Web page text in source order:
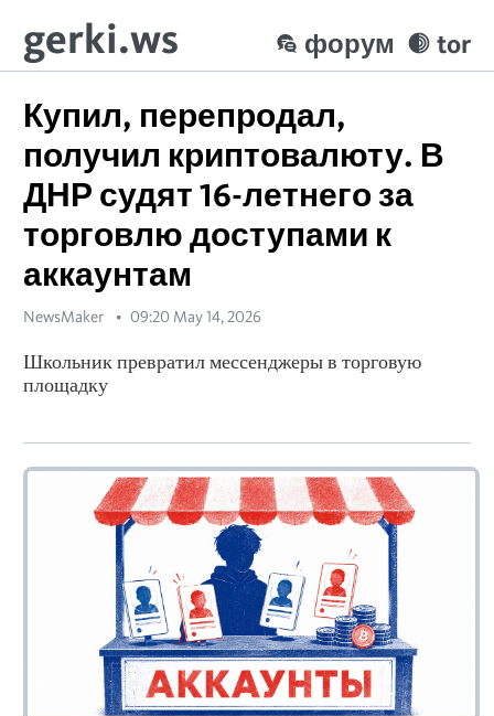
gerki.ws tor
форум
Купил, перепродал,
получил криптовалюту. В
ДНР судят 16-летнего за
торговлю доступами к
аккаунтам
NewsMaker 09:20 May 14, 2026
Школьник превратил мессенджеры в торговую
площадку